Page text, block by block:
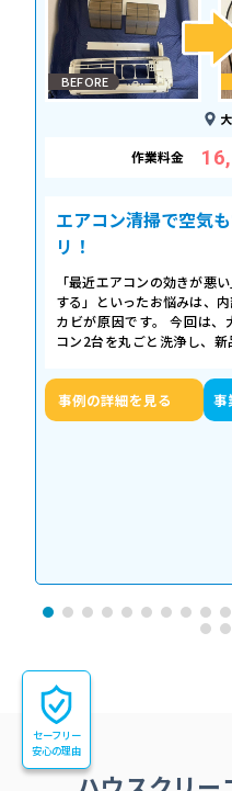
BEFORE
作業料金
エアコン清掃で空気
リ！
「最近エアコンの効きが悪
する」といったお悩みは、
カビが原因です。 今回は、
コン2台を丸ごと洗浄し、
事例の詳細を見る 事
セーフリー
安心の理由